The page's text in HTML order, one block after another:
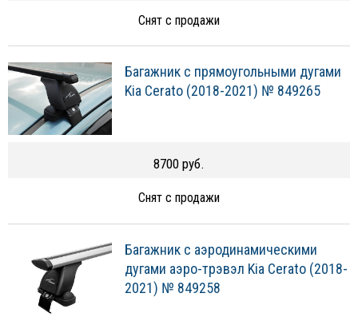
Снят с продажи
Багажник с прямоугольными дугами
Kia Cerato (2018-2021) № 849265
8700 руб.
Снят с продажи
Багажник с аэродинамическими
дугами аэро-трэвэл Kia Cerato (2018-
2021) № 849258